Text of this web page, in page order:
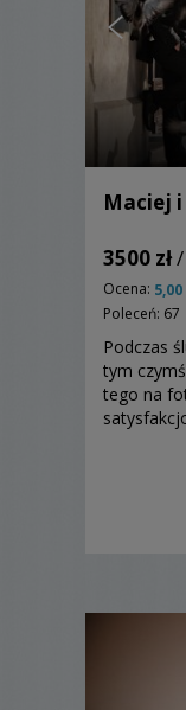
Maciej
3500 zł
Ocena:
Poleceń: 67
Podczas
tym
tego na